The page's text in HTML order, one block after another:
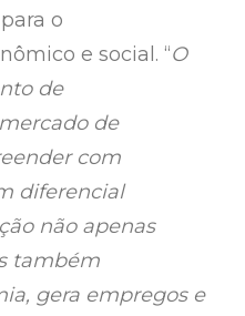
o
e social. “O
de
de
com
diferencial
não apenas
também
gera empregos e